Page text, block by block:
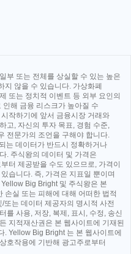
부 또는 전체를 상실할 수 있는 높은
지 않을 수 있습니다. 가상화폐
또는 정치적 이벤트 등 외부 요인의
해 금융 리스크가 높아질 수
작하기에 앞서 금융시장 거래와
고, 자신의 투자 목표, 경험 수준,
전문가의 조언을 구해야 합니다.
는 데이터가 반드시 정확하거나
. 주식왕의 데이터 및 가격은
터 제공받을 수도 있으므로, 가격이
습니다. 즉, 가격은 지표일 뿐이며
Big Bright 및 주식왕은 본
손실 또는 피해에 대해 어떠한 법적
는 데이터 제공자의 명시적 사전
를 사용, 저장, 복제, 표시, 수정, 송신
지적재산권은 본 웹사이트에 기재된
. Yellow Big Bright 는 본 웹사이트에
호작용에 기반해 광고주로부터